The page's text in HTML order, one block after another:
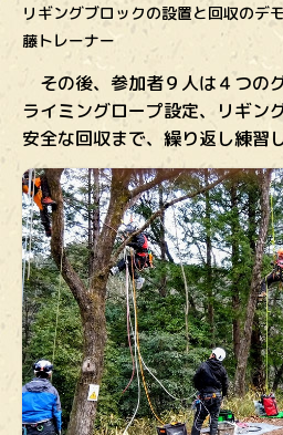
リギングブロックの設置と回収のデ
藤トレーナー
その後、参加者９人は４つの
ライミングロープ設定、リギン
安全な回収まで、繰り返し練習